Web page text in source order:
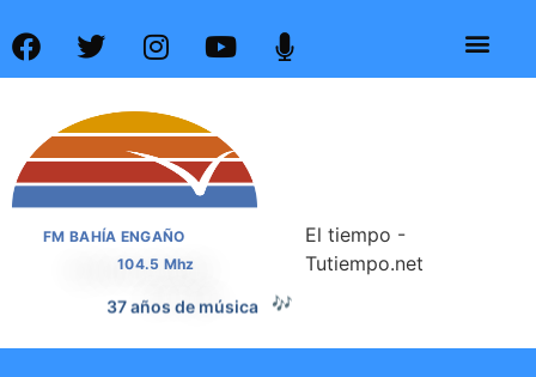
FM BAHÍA ENGAÑO
104.5 Mhz
37 años de música 🎶
El tiempo -
Tutiempo.net